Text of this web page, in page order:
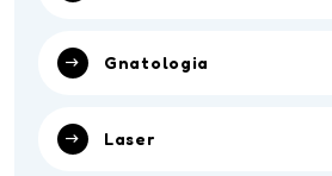
Gnatologia
Laser